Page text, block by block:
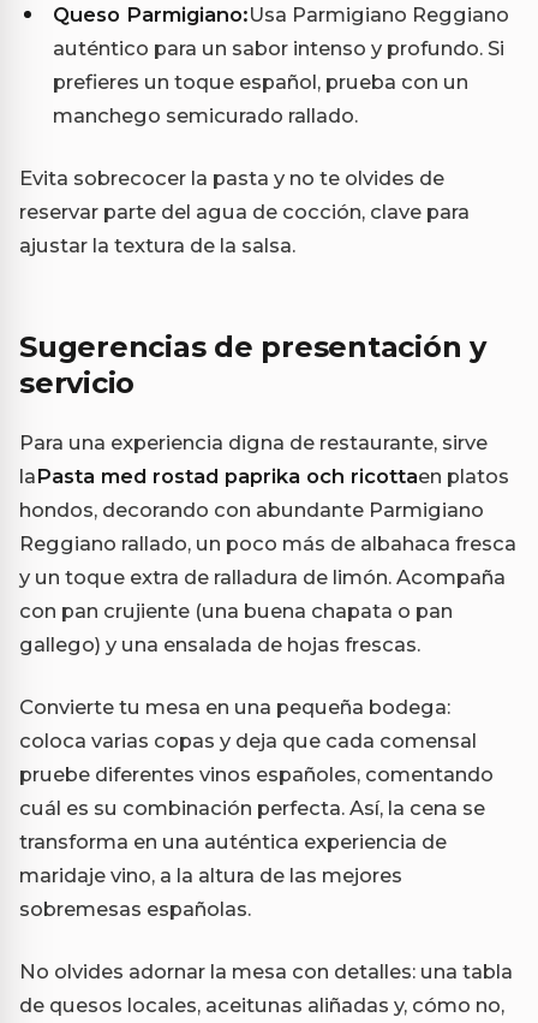
Queso Parmigiano:Usa Parmigiano Reggiano
auténtico para un sabor intenso y profundo. Si
prefieres un toque español, prueba con un
manchego semicurado rallado.
Evita sobrecocer la pasta y no te olvides de
reservar parte del agua de cocción, clave para
ajustar la textura de la salsa.
Sugerencias de presentación y
servicio
Para una experiencia digna de restaurante, sirve
laPasta med rostad paprika och ricottaen platos
hondos, decorando con abundante Parmigiano
Reggiano rallado, un poco más de albahaca fresca
y un toque extra de ralladura de limón. Acompaña
con pan crujiente (una buena chapata o pan
gallego) y una ensalada de hojas frescas.
Convierte tu mesa en una pequeña bodega:
coloca varias copas y deja que cada comensal
pruebe diferentes vinos españoles, comentando
cuál es su combinación perfecta. Así, la cena se
transforma en una auténtica experiencia de
maridaje vino, a la altura de las mejores
sobremesas españolas.
No olvides adornar la mesa con detalles: una tabla
de quesos locales, aceitunas aliñadas y, cómo no,